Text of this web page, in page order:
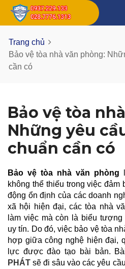
Trang chủ
Bảo vệ tòa nhà văn phòng:
cần có
Bảo vệ tòa
Những yêu
chuẩn cần có
Bảo vệ tòa nhà văn phòng
không thể thiếu trong việc đảm
động ổn định của các doanh
xã hội hiện đại, các tòa nhà
làm việc mà còn là biểu
uy tín. Do đó, việc bảo vệ tòa
hợp giữa công nghệ hiện đại,
lực được đào tạo bài bản.
PHÁT sẽ đi sâu vào các yêu